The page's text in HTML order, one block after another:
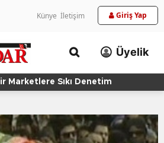
Künye İletişim Giriş Yap
Üyelik
Kulübü'nden Gururlandıran